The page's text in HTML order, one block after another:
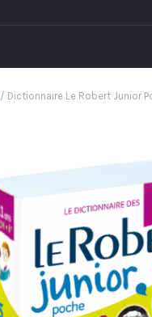
/ Dictionnaire Le Robert Junior